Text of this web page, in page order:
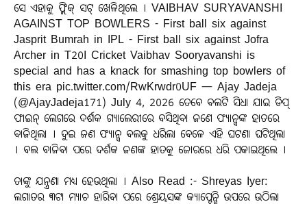
ସେ ଏହାକୁ ଫ୍ଲିକ୍ ସଟ୍ ଖେଳିଥିଲେ । VAIBHAV SURYAVANSHI
AGAINST TOP BOWLERS - First ball six against
Jasprit Bumrah in IPL - First ball six against Jofra
Archer in T20I Cricket Vaibhav Sooryavanshi is
special and has a knack for smashing top bowlers of
this era pic.twitter.com/RwKrwdr0UF — Ajay Jadeja
(@AjayJadeja171) July 4, 2026 ତେବେ ବଲଟି ସିଧା ଯାଇ ଡିପ୍
ଫାଇନ୍ ଲେଗରେ ଦର୍ଶକ ଗ୍ୟାଲେରୀରେ ବସିଥିବା ଜଣେ ଫ୍ୟାନ୍ସଙ୍କ ହାତରେ
ବାଜିଥିଲା । ଦୁଇ ଜଣ ଫ୍ୟାନ୍ସ ବଲକୁ ଧରିଲା ବେଳେ ଏହି ଘଟଣା ଘଟିଥିଲା
। ବଲ ବାଜିବା ପରେ ଦର୍ଶକ ଜଣଙ୍କ ହାତକୁ ଜୋରରେ ଧରି ପକାଇଥିଲେ ।
ତାଙ୍କୁ ଯନ୍ତ୍ରଣା ମଧ୍ୟ ହେଉଥିଲା । Also Read :- Shreyas Iyer:
ଲଗାତର ୩ଟା ମ୍ୟାଚ ହାରିବା ପରେ ଶ୍ରେୟସଙ୍କ କ୍ୟାପ୍ଟେନ୍ସି ଉପରେ ଉଠିଲା